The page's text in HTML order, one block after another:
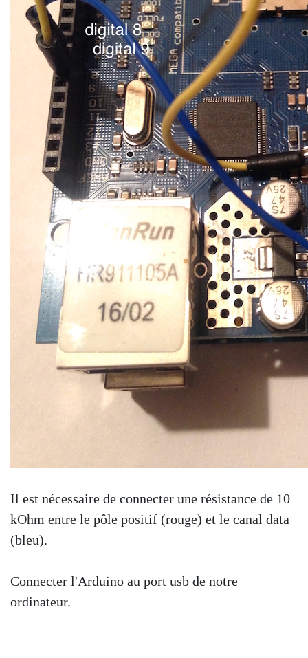
Il est nécessaire de connecter une résistance de 10
kOhm entre le pôle positif (rouge) et le canal data
(bleu).
Connecter l'Arduino au port usb de notre
ordinateur.